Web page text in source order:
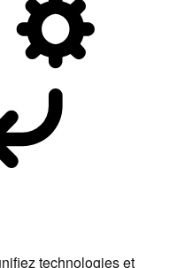
technologies et